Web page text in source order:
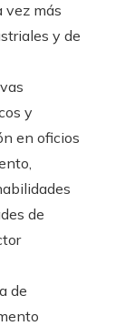
vez más
y de
y
en oficios
de
de